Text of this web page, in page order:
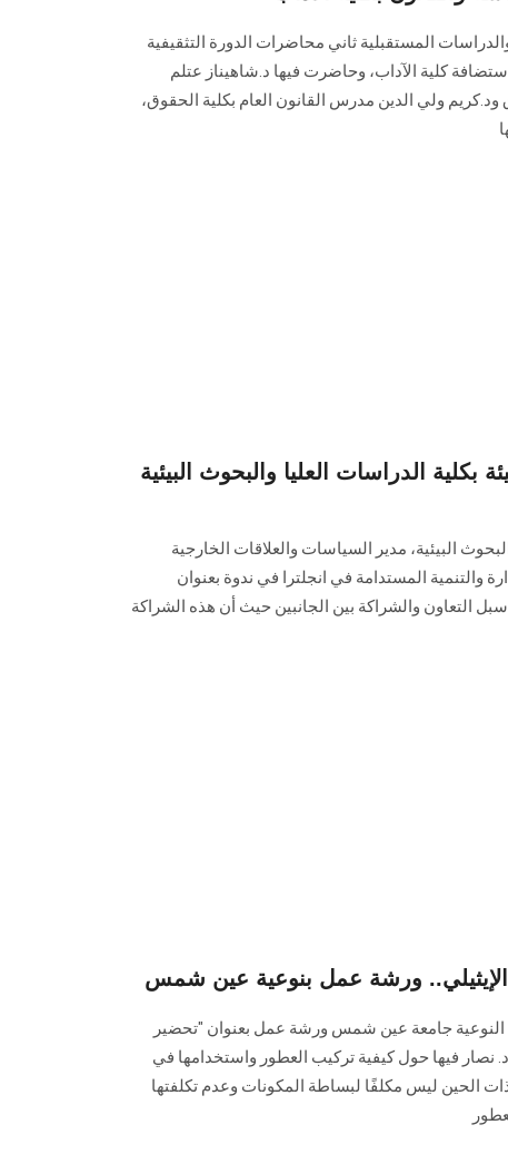
المستقبلية ثاني محاضرات الدورة التثقيفية
كلية الآداب، وحاضرت فيها د.شاهيناز عتلم
ولي الدين مدرس القانون العام بكلية الحقوق،
بكلية الدراسات العليا والبحوث البيئية
البيئية، مدير السياسات والعلاقات الخارجية
والتنمية المستدامة في انجلترا في ندوة بعنوان
التعاون والشراكة بين الجانبين حيث أن هذه الشراكة
ورشة عمل بنوعية عين شمس
النوعية جامعة عين شمس ورشة عمل بعنوان "تحضير
نصار فيها حول كيفية تركيب العطور واستخدامها في
الحين ليس مكلفًا لبساطة المكونات وعدم تكلفتها